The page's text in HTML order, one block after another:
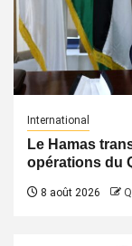
International
Le Hamas
opérations du
8 août 2026